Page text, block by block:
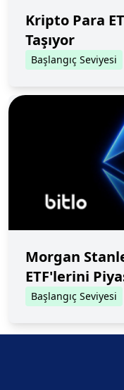
Kripto Para
Taşıyor
Başlangıç Seviyesi
Morgan
ETF'lerini
Başlangıç Seviyesi